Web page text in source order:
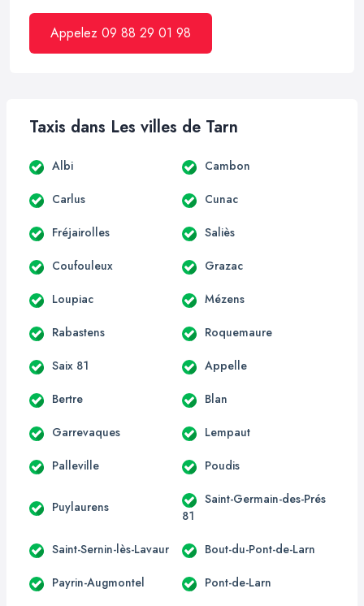
Appelez 09 88 29 01 98
Taxis dans Les villes de Tarn
Albi Cambon
Carlus Cunac
Fréjairolles Saliès
Coufouleux Grazac
Loupiac Mézens
Rabastens Roquemaure
Saix 81 Appelle
Bertre Blan
Garrevaques Lempaut
Palleville Poudis
Puylaurens
Saint-Germain-des-Prés
81
Saint-Sernin-lès-Lavaur Bout-du-Pont-de-Larn
Payrin-Augmontel Pont-de-Larn